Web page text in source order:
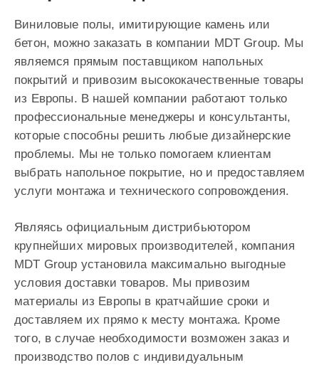
Виниловые полы, имитирующие камень или
бетон, можно заказать в компании MDT Group. Мы
являемся прямым поставщиком напольных
покрытий и привозим высококачественные товары
из Европы. В нашей компании работают только
профессиональные менеджеры и консультанты,
которые способны решить любые дизайнерские
проблемы. Мы не только помогаем клиентам
выбрать напольное покрытие, но и предоставляем
услуги монтажа и технического сопровождения.
Являясь официальным дистрибьютором
крупнейших мировых производителей, компания
MDT Group установила максимально выгодные
условия доставки товаров. Мы привозим
материалы из Европы в кратчайшие сроки и
доставляем их прямо к месту монтажа. Кроме
того, в случае необходимости возможен заказ и
производство полов с индивидуальным